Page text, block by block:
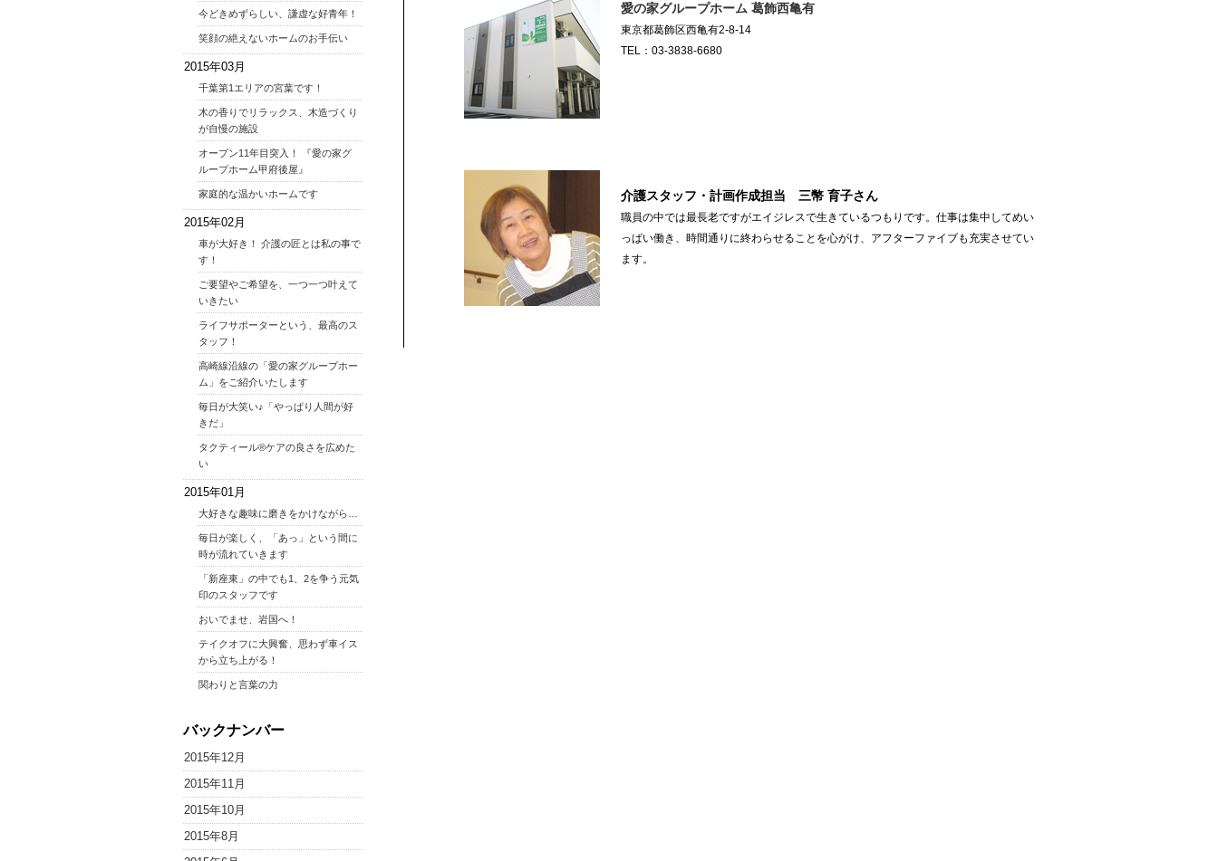
愛の家グループホーム 葛飾西亀有
東京都葛飾区西亀有2-8-14
TEL：03-3838-6680
介護スタッフ・計画作成担当 三幣 育子さん
職員の中では最長老ですがエイジレスで生きているつもりです。仕事は集中してめい
っぱい働き、時間通りに終わらせることを心がけ、アフターファイブも充実させてい
ます。
今どきめずらしい、謙虚な好青年！
笑顔の絶えないホームのお手伝い
2015年03月
千葉第1エリアの宮葉です！
木の香りでリラックス、木造づくり
が自慢の施設
オープン11年目突入！ 『愛の家グ
ループホーム甲府後屋』
家庭的な温かいホームです
2015年02月
車が大好き！ 介護の匠とは私の事で
す！
ご要望やご希望を、一つ一つ叶えて
いきたい
ライフサポーターという、最高のス
タッフ！
高崎線沿線の「愛の家グループホー
ム」をご紹介いたします
毎日が大笑い♪「やっぱり人間が好
きだ」
タクティール®ケアの良さを広めた
い
2015年01月
大好きな趣味に磨きをかけながら…
毎日が楽しく、「あっ」という間に
時が流れていきます
「新座東」の中でも1、2を争う元気
印のスタッフです
おいでませ、岩国へ！
テイクオフに大興奮、思わず車イス
から立ち上がる！
関わりと言葉の力
バックナンバー
2015年12月
2015年11月
2015年10月
2015年8月